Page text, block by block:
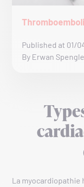
Published at 01/
By Erwan
La myocardiopathie